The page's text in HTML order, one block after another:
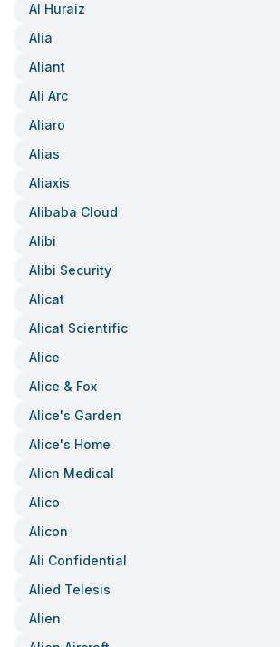
Al Huraiz
Alia
Aliant
Ali Arc
Aliaro
Alias
Aliaxis
Alibaba Cloud
Alibi
Alibi Security
Alicat
Alicat Scientific
Alice
Alice & Fox
Alice's Garden
Alice's Home
Alicn Medical
Alico
Alicon
Ali Confidential
Alied Telesis
Alien